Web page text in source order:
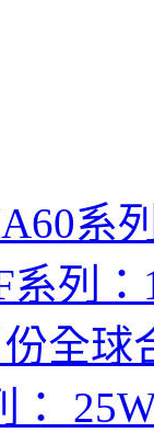
系
系列：
全球